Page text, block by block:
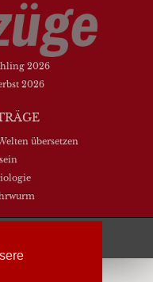
2026
2026
übersetzen